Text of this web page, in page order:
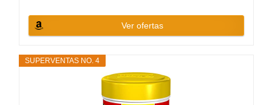
Ver ofertas
SUPERVENTAS NO. 4